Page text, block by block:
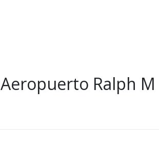
Aeropuerto Ralph